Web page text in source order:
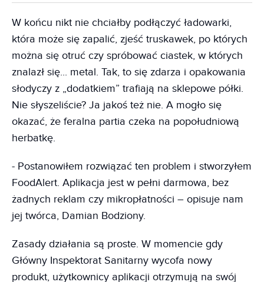
W końcu nikt nie chciałby podłączyć ładowarki,
która może się zapalić, zjeść truskawek, po których
można się otruć czy spróbować ciastek, w których
znalazł się... metal. Tak, to się zdarza i opakowania
słodyczy z „dodatkiem” trafiają na sklepowe półki.
Nie słyszeliście? Ja jakoś też nie. A mogło się
okazać, że feralna partia czeka na popołudniową
herbatkę.
- Postanowiłem rozwiązać ten problem i stworzyłem
FoodAlert. Aplikacja jest w pełni darmowa, bez
żadnych reklam czy mikropłatności – opisuje nam
jej twórca, Damian Bodziony.
Zasady działania są proste. W momencie gdy
Główny Inspektorat Sanitarny wycofa nowy
produkt, użytkownicy aplikacji otrzymują na swój